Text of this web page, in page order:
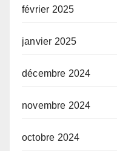
février 2025
janvier 2025
décembre 2024
novembre 2024
octobre 2024